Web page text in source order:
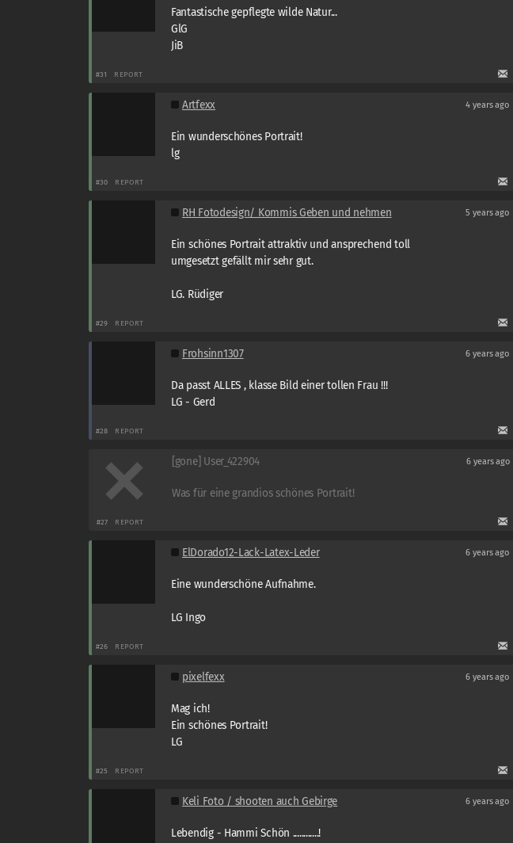
Fantastische gepflegte wilde Natur...
GlG
JiB
#31 REPORT
Artfexx 4 years ago
Ein wunderschönes Portrait!
lg
#30 REPORT
RH Fotodesign/ Kommis Geben und nehmen 5 years ago
Ein schönes Portrait attraktiv und ansprechend toll
umgesetzt gefällt mir sehr gut.
LG. Rüdiger
#29 REPORT
Frohsinn1307 6 years ago
Da passt ALLES , klasse Bild einer tollen Frau !!!
LG - Gerd
#28 REPORT
[gone] User_422904 6 years ago
Was für eine grandios schönes Portrait!
#27 REPORT
ElDorado12-Lack-Latex-Leder 6 years ago
Eine wunderschöne Aufnahme.
LG Ingo
#26 REPORT
pixelfexx 6 years ago
Mag ich!
Ein schönes Portrait!
LG
#25 REPORT
Keli Foto / shooten auch Gebirge 6 years ago
Lebendig - Hammi Schön ............!